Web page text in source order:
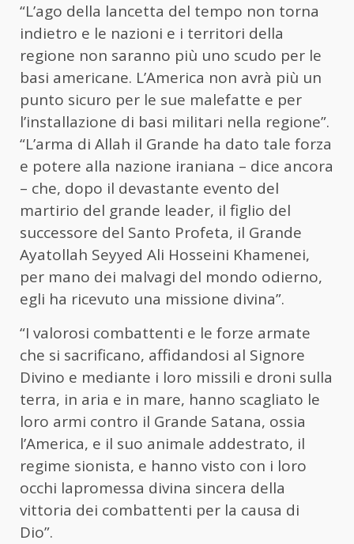
“L’ago della lancetta del tempo non torna
indietro e le nazioni e i territori della
regione non saranno più uno scudo per le
basi americane. L’America non avrà più un
punto sicuro per le sue malefatte e per
l’installazione di basi militari nella regione”.
“L’arma di Allah il Grande ha dato tale forza
e potere alla nazione iraniana – dice ancora
– che, dopo il devastante evento del
martirio del grande leader, il figlio del
successore del Santo Profeta, il Grande
Ayatollah Seyyed Ali Hosseini Khamenei,
per mano dei malvagi del mondo odierno,
egli ha ricevuto una missione divina”.
“I valorosi combattenti e le forze armate
che si sacrificano, affidandosi al Signore
Divino e mediante i loro missili e droni sulla
terra, in aria e in mare, hanno scagliato le
loro armi contro il Grande Satana, ossia
l’America, e il suo animale addestrato, il
regime sionista, e hanno visto con i loro
occhi lapromessa divina sincera della
vittoria dei combattenti per la causa di
Dio”.